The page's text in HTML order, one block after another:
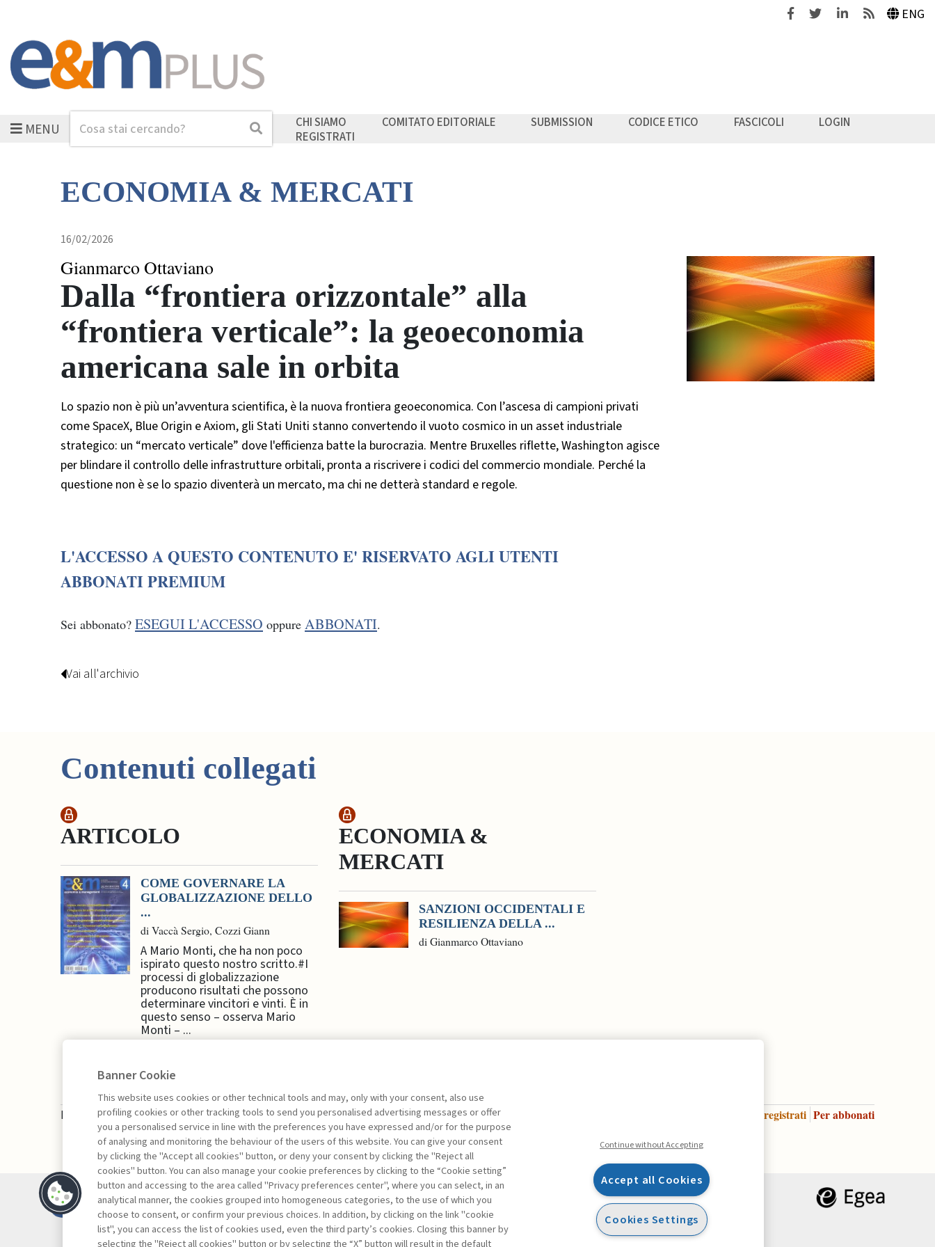
FacebookTwitterLinkedinFeeds ENG
MENUCerca Cerca CHI SIAMO COMITATO EDITORIALE SUBMISSION CODICE ETICO FASCICOLI
LOGIN
REGISTRATI
ECONOMIA & MERCATI
16/02/2026
Gianmarco Ottaviano
Dalla “frontiera orizzontale” alla
“frontiera verticale”: la geoeconomia
americana sale in orbita
Lo spazio non è più un’avventura scientifica, è la nuova frontiera geoeconomica. Con l’ascesa di campioni privati
come SpaceX, Blue Origin e Axiom, gli Stati Uniti stanno convertendo il vuoto cosmico in un asset industriale
strategico: un “mercato verticale” dove l'efficienza batte la burocrazia. Mentre Bruxelles riflette, Washington agisce
per blindare il controllo delle infrastrutture orbitali, pronta a riscrivere i codici del commercio mondiale. Perché la
questione non è se lo spazio diventerà un mercato, ma chi ne detterà standard e regole.
L'ACCESSO A QUESTO CONTENUTO E' RISERVATO AGLI UTENTI
ABBONATI PREMIUM
Sei abbonato? ESEGUI L'ACCESSO oppure ABBONATI.
Vai all'archivio
Contenuti collegati
ARTICOLO
COME GOVERNARE LA
GLOBALIZZAZIONE DELLO
...
di Vaccà Sergio, Cozzi Giann
A Mario Monti, che ha non poco
ispirato questo nostro scritto.#I
processi di globalizzazione
producono risultati che possono
determinare vincitori e vinti. È in
questo senso – osserva Mario
Monti – ...
ECONOMIA &
MERCATI
SANZIONI OCCIDENTALI E
RESILIENZA DELLA ...
di Gianmarco Ottaviano
La consultazione dei libri è riservata esclusivamente agli abbonati Premium Per registrati Per abbonati
Contatti
Abbonamenti
Archivio rubriche
FacebookTwitterLinkedin
Banner Cookie
This website uses cookies or other technical tools and may, only with your consent, also use
profiling cookies or other tracking tools to send you personalised advertising messages or offer
you a personalised service in line with the preferences you have expressed and/or for the purpose
of analysing and monitoring the behaviour of the users of this website. You can give your consent
by clicking the "Accept all cookies" button, or deny your consent by clicking the "Reject all
cookies" button. You can also manage your cookie preferences by clicking to the “Cookie setting”
button and accessing to the area called "Privacy preferences center", where you can select, in an
analytical manner, the cookies grouped into homogeneous categories, to the use of which you
choose to consent, or confirm your previous choices. In addition, by clicking on the link "cookie
list", you can access the list of cookies used, even the third party’s cookies. Closing this banner by
selecting the "Reject all cookies" button or by selecting the “X” button will result in the default
Continue without Accepting
Accept all Cookies
Cookies Settings